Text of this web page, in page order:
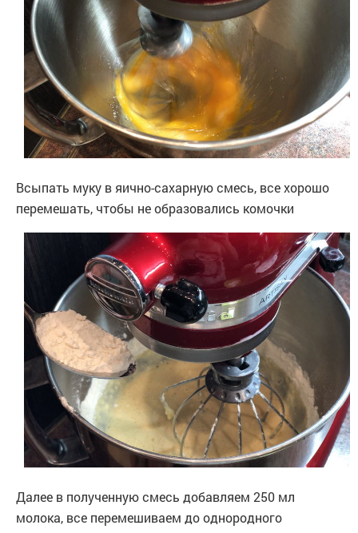
Всыпать муку в яично-сахарную смесь, все хорошо
перемешать, чтобы не образовались комочки
Далее в полученную смесь добавляем 250 мл
молока, все перемешиваем до однородного